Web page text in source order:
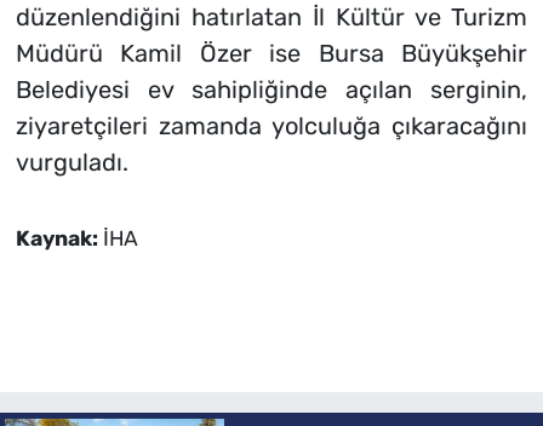
düzenlendiğini hatırlatan İl Kültür ve Turizm
Müdürü Kamil Özer ise Bursa Büyükşehir
Belediyesi ev sahipliğinde açılan serginin,
ziyaretçileri zamanda yolculuğa çıkaracağını
vurguladı.
Kaynak: İHA